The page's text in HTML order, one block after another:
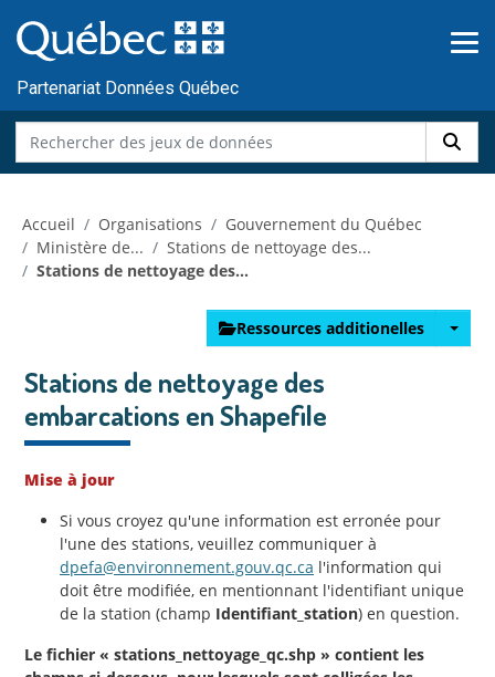
au
contenu
Partenariat Données Québec
Accueil Organisations
Gouvernement du Québec
Ministère de...
Stations de nettoyage des...
Stations de nettoyage des...
Ressources additionelles
Stations de nettoyage des
embarcations en Shapefile
Mise à jour
Si vous croyez qu'une information est erronée pour
l'une des stations, veuillez communiquer à
dpefa@environnement.gouv.qc.ca l'information qui
doit être modifiée, en mentionnant l'identifiant unique
de la station (champ Identifiant_station) en question.
Le fichier « stations_nettoyage_qc.shp » contient les